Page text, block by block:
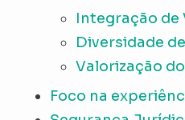
Integração de
Diversidade
Valorização
Foco na